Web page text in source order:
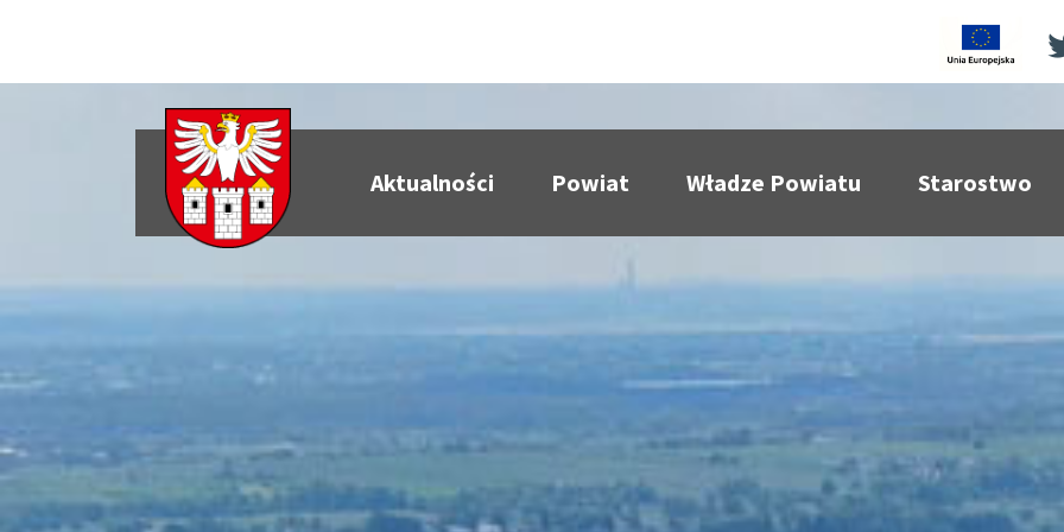
Aktualności pokaż podmenu dla
Powiat pokaż podmenu dla
Władze Powiatu pokaż
Starostwo